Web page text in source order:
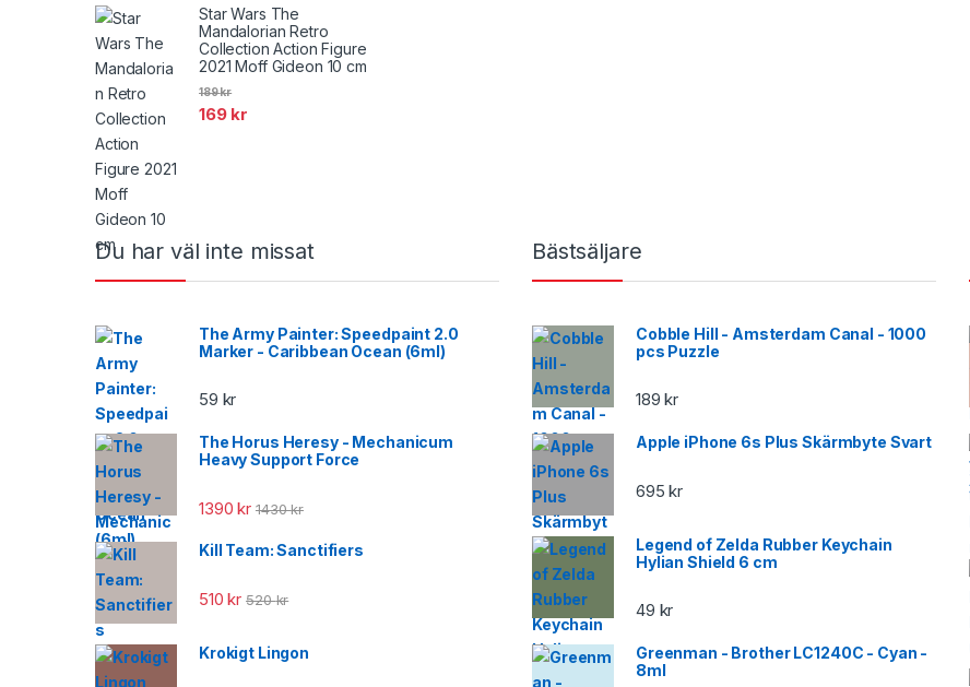
Star Wars The
Mandalorian Retro
Collection Action Figure
2021 Moff Gideon 10 cm
169 kr
189kr
Brands Carousel
Du har väl inte missat
The Army Painter: Speedpaint 2.0
Marker - Caribbean Ocean (6ml)
59 kr
The Horus Heresy - Mechanicum
Heavy Support Force
1390kr 1430kr
Kill Team: Sanctifiers
510kr 520kr
Krokigt Lingon
Bästsäljare
Cobble Hill - Amsterdam Canal - 1000
pcs Puzzle
189kr
Apple iPhone 6s Plus Skärmbyte Svart
695kr
Legend of Zelda Rubber Keychain
Hylian Shield 6 cm
49 kr
Greenman - Brother LC1240C - Cyan -
8ml